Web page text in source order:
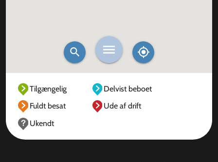
Tilgængelig
Delvist beboet
Fuldt besat
Ude af drift
Ukendt